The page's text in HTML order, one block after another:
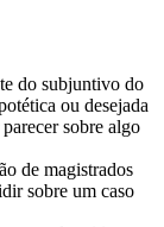
do subjuntivo do
ou desejada
sobre algo
de magistrados
sobre um caso